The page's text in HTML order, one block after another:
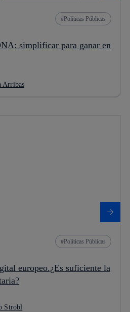
Políticas Públicas
simplificar para ganar en
Arribas
Políticas Públicas
europeo.¿Es suficiente la
Strobl